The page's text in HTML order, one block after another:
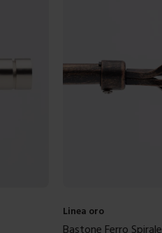
Linea oro
Bastone Ferro Spirale